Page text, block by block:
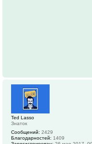
Ted Lasso
Знаток
Сообщений: 2429
Благодарностей: 1409